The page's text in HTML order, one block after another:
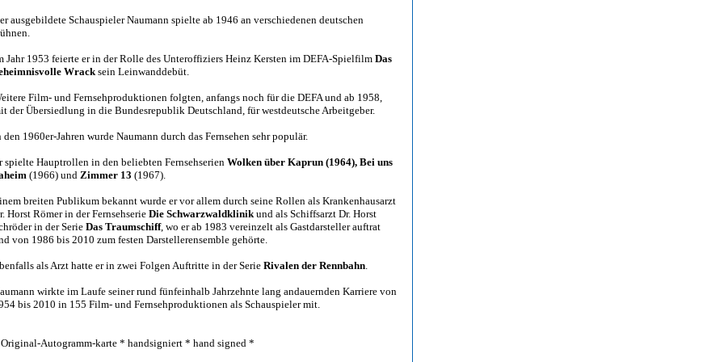
ausgebildete Schauspieler Naumann spielte ab 1946 an verschiedenen deutschen
Jahr 1953 feierte er in der Rolle des Unteroffiziers Heinz Kersten im DEFA-Spielfilm Das
Wracksein Leinwanddebüt.
Film- und Fernsehproduktionen folgten, anfangs noch für die DEFA und ab 1958,
der Übersiedlung in die Bundesrepublik Deutschland, für westdeutsche Arbeitgeber.
den 1960er-Jahren wurde Naumann durch das Fernsehen sehr populär.
spielte Hauptrollen in den beliebten Fernsehserien Wolken über Kaprun (1964), Bei uns
(1966) und Zimmer 13 (1967).
breiten Publikum bekannt wurde er vor allem durch seine Rollen als Krankenhausarzt
Horst Römer in der FernsehserieDie Schwarzwaldklinikund als Schiffsarzt Dr. Horst
in der Serie Das Traumschiff, wo er ab 1983 vereinzelt als Gastdarsteller auftrat
von 1986 bis 2010 zum festen Darstellerensemble gehörte.
als Arzt hatte er in zwei Folgen Auftritte in der Serie Rivalen der Rennbahn.
wirkte im Laufe seiner rund fünfeinhalb Jahrzehnte lang andauernden Karriere von
bis 2010 in 155 Film- und Fernsehproduktionen als Schauspieler mit.
Autogramm-karte * handsigniert * hand signed *